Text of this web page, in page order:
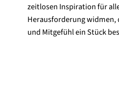
zeitlosen Inspiration für
Herausforderung widmen,
und Mitgefühl ein Stück